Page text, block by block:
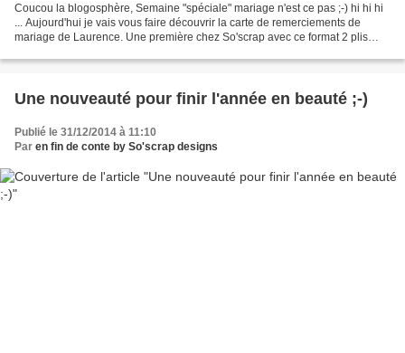
Coucou la blogosphère, Semaine "spéciale" mariage n'est ce pas ;-) hi hi hi
... Aujourd'hui je vais vous faire découvrir la carte de remerciements de
mariage de Laurence. Une première chez So'scrap avec ce format 2 plis
Une nouveauté pour finir l'année en beauté ;-)
Publié le 31/12/2014 à 11:10
Par en fin de conte by So'scrap designs